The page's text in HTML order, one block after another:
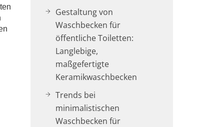
Gestaltung von
Waschbecken für
öffentliche Toiletten:
Langlebige,
maßgefertigte
Keramikwaschbecken
Trends bei
minimalistischen
Waschbecken für